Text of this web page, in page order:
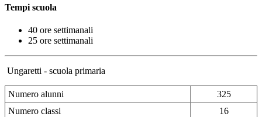
Tempi scuola
40 ore settimanali
25 ore settimanali
Ungaretti - scuola primaria
Numero alunni
325
Numero classi
16